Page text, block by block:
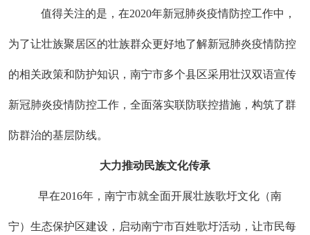
值得关注的是，在2020年新冠肺炎疫情防控工作中，
为了让壮族聚居区的壮族群众更好地了解新冠肺炎疫情防控
的相关政策和防护知识，南宁市多个县区采用壮汉双语宣传
新冠肺炎疫情防控工作，全面落实联防联控措施，构筑了群
防群治的基层防线。
大力推动民族文化传承
早在2016年，南宁市就全面开展壮族歌圩文化（南
宁）生态保护区建设，启动南宁市百姓歌圩活动，让市民每